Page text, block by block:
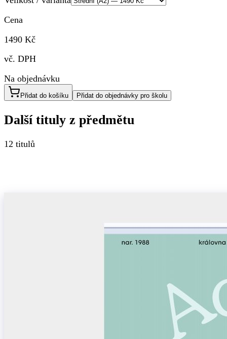
Cena
1490 Kč
vč. DPH
Na objednávku
Přidat do košíku Přidat do objednávky pro školu
Další tituly z předmětu
12 titulů